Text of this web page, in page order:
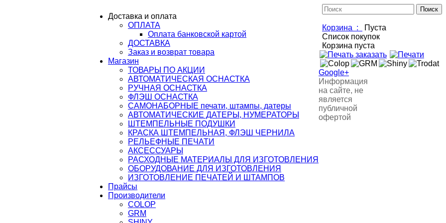
Корзина :
Пуста
Список покупок
Корзина пуста
Доставка и оплата
ОПЛАТА
Оплата банковской картой
ДОСТАВКА
Заказ и возврат товара
Магазин
ТОВАРЫ ПО АКЦИИ
АВТОМАТИЧЕСКАЯ ОСНАСТКА
РУЧНАЯ ОСНАСТКА
ФЛЭШ ОСНАСТКА
САМОНАБОРНЫЕ печати, штампы, датеры
АВТОМАТИЧЕСКИЕ ДАТЕРЫ, НУМЕРАТОРЫ
ШТЕМПЕЛЬНЫЕ ПОДУШКИ
КРАСКА ШТЕМПЕЛЬНАЯ, ФЛЭШ ЧЕРНИЛА
РЕЛЬЕФНЫЕ ПЕЧАТИ
АКСЕССУАРЫ
РАСХОДНЫЕ МАТЕРИАЛЫ ДЛЯ ИЗГОТОВЛЕНИЯ
ОБОРУДОВАНИЕ ДЛЯ ИЗГОТОВЛЕНИЯ
ИЗГОТОВЛЕНИЕ ПЕЧАТЕЙ И ШТАМПОВ
Прайсы
Производители
COLOP
GRM
Google+
Информация
на сайте, не
является
публичной
офертой